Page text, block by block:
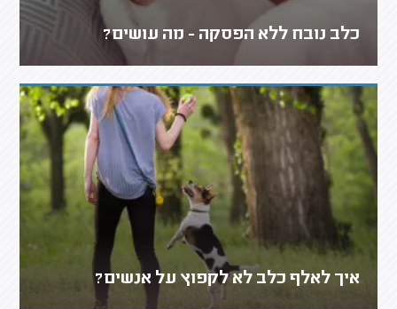
כלב נובח ללא הפסקה - מה עושים?
איך לאלף כלב לא לקפוץ על אנשים?